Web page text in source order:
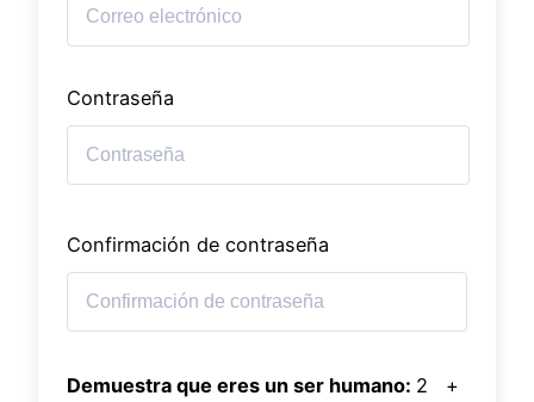
Contraseña
Confirmación de contraseña
Demuestra que eres un ser humano: 2 +